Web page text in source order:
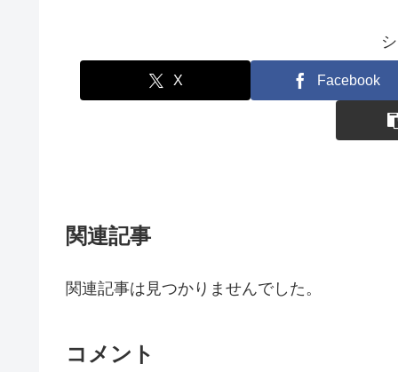
X Facebook
関連記事
関連記事は見つかりませんでした。
コメント